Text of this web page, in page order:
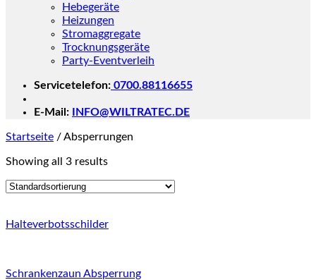
Hebegeräte
Heizungen
Stromaggregate
Trocknungsgeräte
Party-Eventverleih
Servicetelefon: 0700.88116655
E-Mail: INFO@WILTRATEC.DE
Startseite /Absperrungen
Showing all 3 results
Halteverbotsschilder
Schrankenzaun Absperrung